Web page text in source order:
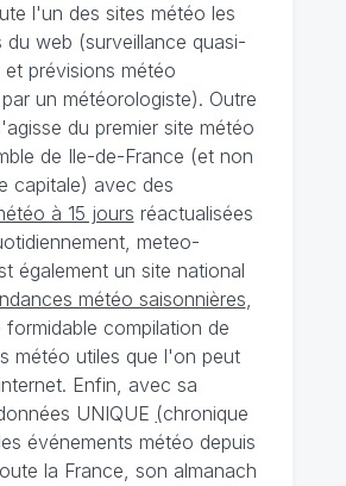
l'un des sites météo les
du web (surveillance quasi-
et prévisions météo
un météorologiste). Outre
du premier site météo
de Ile-de-France (et non
capitale) avec des
à 15 jours réactualisées
meteo-
également un site national
météo saisonnières,
formidable compilation de
météo utiles que l'on peut
Enfin, avec sa
UNIQUE (chronique
événements météo depuis
la France, son almanach